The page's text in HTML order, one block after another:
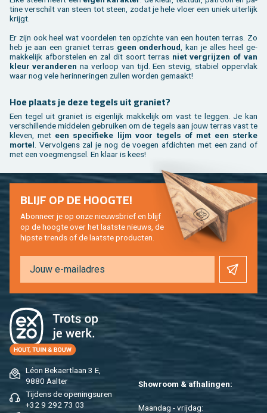
ti­ne ver­schilt van steen tot steen, zodat je hele vloer een uniek ui­ter­lijk
krijgt.
Er zijn ook heel wat voor­de­len ten op­zich­te van een hou­ten ter­ras. Zo
heb je aan een gra­niet ter­ras geen on­der­houd , kan je alles heel ge­
mak­ke­lijk af­bor­ste­len en zal dit soort ter­ras niet ver­grij­zen of van
kleur ver­an­de­ren na ver­loop van tijd. Een ste­vig, sta­biel op­per­vlak
waar nog vele her­in­ne­rin­gen zul­len wor­den ge­maakt!
Hoe plaats je deze te­gels uit gra­niet?
Een tegel uit gra­niet is ei­gen­lijk mak­ke­lijk om vast te leg­gen. Je kan
ver­schil­len­de mid­de­len ge­brui­ken om de te­gels aan jouw ter­ras vast te
kle­ven, met een spe­ci­fie­ke lijm voor te­gels of met een ster­ke
mor­tel . Ver­vol­gens zal je nog de voe­gen af­dich­ten met een zand of
met een voeg­meng­sel. En klaar is kees!
Léon Be­kaert­laan 3 E,
9880 Aal­ter
Tij­dens de ope­nings­uren
+32 9 292 73 03
Show­room & af­ha­lin­gen:
Maan­dag - vrij­dag:
BLIJF OP DE HOOG­TE!
Abon­neer je op onze nieuws­brief en blijf
op de hoog­te over het laat­ste nieuws, de
hip­s­te trends of de laat­ste pro­duc­ten.